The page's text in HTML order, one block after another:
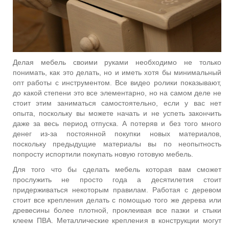
Делая мебель своими руками необходимо не только
понимать, как это делать, но и иметь хотя бы минимальный
опт работы с инструментом. Все видео ролики показывают,
до какой степени это все элементарно, но на самом деле не
стоит этим заниматься самостоятельно, если у вас нет
опыта, поскольку вы можете начать и не успеть закончить
даже за весь период отпуска. А потеряв и без того много
денег из-за постоянной покупки новых материалов,
поскольку предыдущие материалы вы по неопытность
попросту испортили покупать новую готовую мебель.
Для того что бы сделать мебель которая вам сможет
прослужить не просто года а десятилетия стоит
придерживаться некоторым правилам. Работая с деревом
стоит все крепления делать с помощью того же дерева или
древесины более плотной, проклеивая все пазки и стыки
клеем ПВА. Металлические крепления в конструкции могут